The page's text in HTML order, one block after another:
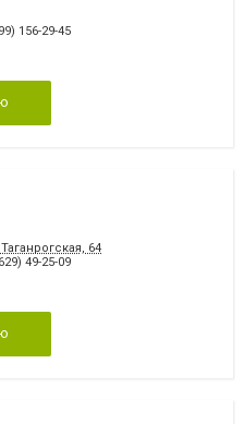
156-29-45
64
49-25-09